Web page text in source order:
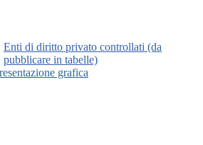
Enti di diritto privato controllati (da
pubblicare in tabelle)
grafica